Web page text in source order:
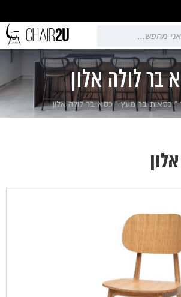
בר לולה אלון
»כסאות בר מעץ»כסא בר לולה אלון